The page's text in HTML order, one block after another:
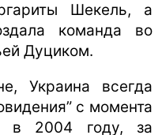
Шекель, а
команда во
Дуциком.
Украина всегда
с момента
в 2004 году, за